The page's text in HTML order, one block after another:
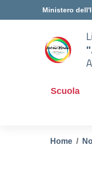
Ministero
Scuola
Home